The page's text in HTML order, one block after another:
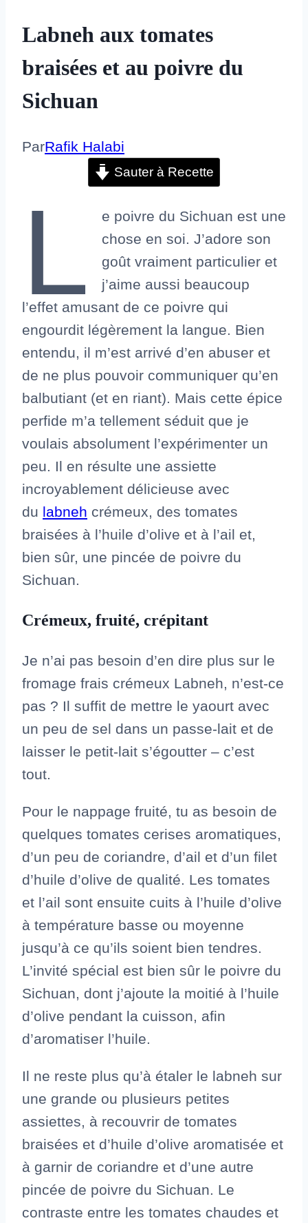
Labneh aux tomates
braisées et au poivre du
Sichuan
ParRafik Halabi
Sauter à Recette
L
e poivre du Sichuan est une
chose en soi. J’adore son
goût vraiment particulier et
j’aime aussi beaucoup
l’effet amusant de ce poivre qui
engourdit légèrement la langue. Bien
entendu, il m’est arrivé d’en abuser et
de ne plus pouvoir communiquer qu’en
balbutiant (et en riant). Mais cette épice
perfide m’a tellement séduit que je
voulais absolument l’expérimenter un
peu. Il en résulte une assiette
incroyablement délicieuse avec
du labneh crémeux, des tomates
braisées à l’huile d’olive et à l’ail et,
bien sûr, une pincée de poivre du
Sichuan.
Crémeux, fruité, crépitant
Je n’ai pas besoin d’en dire plus sur le
fromage frais crémeux Labneh, n’est-ce
pas ? Il suffit de mettre le yaourt avec
un peu de sel dans un passe-lait et de
laisser le petit-lait s’égoutter – c’est
tout.
Pour le nappage fruité, tu as besoin de
quelques tomates cerises aromatiques,
d’un peu de coriandre, d’ail et d’un filet
d’huile d’olive de qualité. Les tomates
et l’ail sont ensuite cuits à l’huile d’olive
à température basse ou moyenne
jusqu’à ce qu’ils soient bien tendres.
L’invité spécial est bien sûr le poivre du
Sichuan, dont j’ajoute la moitié à l’huile
d’olive pendant la cuisson, afin
d’aromatiser l’huile.
Il ne reste plus qu’à étaler le labneh sur
une grande ou plusieurs petites
assiettes, à recouvrir de tomates
braisées et d’huile d’olive aromatisée et
à garnir de coriandre et d’une autre
pincée de poivre du Sichuan. Le
contraste entre les tomates chaudes et